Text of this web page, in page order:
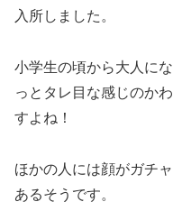
入所しました。
小学生の頃から大人に
っとタレ目な感じのか
すよね！
ほかの人には顔がガチ
あるそうです。